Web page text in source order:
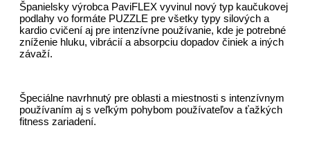
Španielsky výrobca PaviFLEX vyvinul nový typ kaučukovej
podlahy vo formáte PUZZLE pre všetky typy silových a
kardio cvičení aj pre intenzívne používanie, kde je potrebné
zníženie hluku, vibrácií a absorpciu dopadov činiek a iných
závaží.
Špeciálne navrhnutý pre oblasti a miestnosti s intenzívnym
používaním aj s veľkým pohybom používateľov a ťažkých
fitness zariadení.